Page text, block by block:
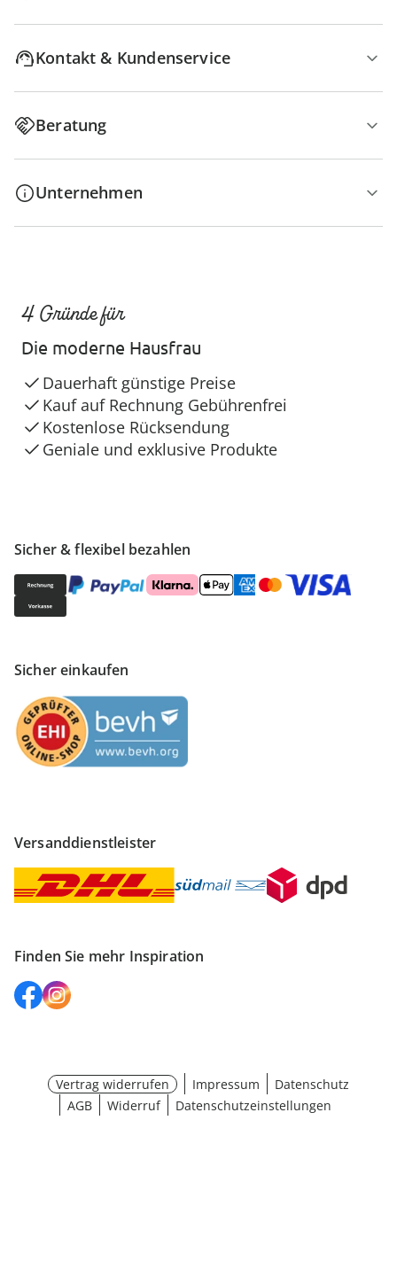
Kontakt & Kundenservice
Beratung
Unternehmen
Sicher & flexibel bezahlen
Sicher einkaufen
Versanddienstleister
Finden Sie mehr Inspiration
4 Gründe für
Die moderne Hausfrau
Dauerhaft günstige Preise
Kauf auf Rechnung Gebührenfrei
Kostenlose Rücksendung
Geniale und exklusive Produkte
Vertrag widerrufen Impressum
Datenschutz
AGB
Widerruf Datenschutzeinstellungen